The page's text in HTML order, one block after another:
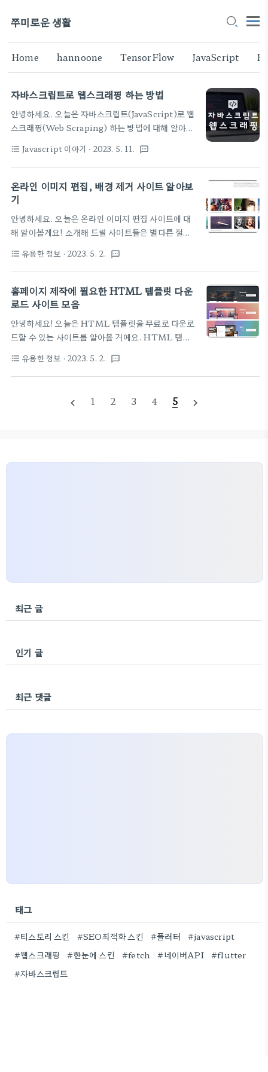
쭈미로운 생활
Home hannoone TensorFlow JavaScript
자바스크립트로 웹스크래핑 하는 방법
안녕하세요. 오늘은 자바스크립트(JavaScript)로 웹
스크래핑(Web Scraping) 하는 방법에 대해 알아볼
출하는 과정이에요. 웹페이지는 HTML로 작성되어
있는데 웹 스크래핑을 통해 HTML 코드에서 우리가
원하는 정보를 찾아낼 수 있답니다. 웹 스크래핑은 서
버 사이드 언어를 사용해서 수행하는 것이 일반적이에
설정 과정이 복잡하기 때문에 오직 인터넷 브라우저만
있으면 바로 수행할 수 있는 자바스크립트로 알아보도
록 할게요. 1. 아래와 같이 메뉴로 이동하거나, F12
니다. 콘솔 창만 띄우면 ..
format_list_bulleted Javascript 이야기 · 2023. 5. 11. textsms
온라인 이미지 편집, 배경 제거 사이트 알아보
기
안녕하세요. 오늘은 온라인 이미지 편집 사이트에 대
해 알아볼게요! 소개해 드릴 사이트들은 별다른 절차
수 있는 곳이에요. 각각의 특징을 가지고 있어서 적극
적으로 활용할 수 있습니다. 1. remove.bg 바로가
기 - 인공지능 기술을 사용하여 이미지에서 배경을 자
동으로 제거하는 온라인 도구입니다. 이미지에서 원
hotpot.ai 바로가기 - AI를 활용한 이미지 제작 서비
스로, 다양한 카테고리와 디자인 템플릿이 제공되며,
텍스트, 로고, 아이콘 등을 포함한 다양한 요소를 쉽
도로 활용할 수 있습니다...
format_list_bulleted 유용한 정보 · 2023. 5. 2. textsms
홈페이지 제작에 필요한 HTML 템플릿 다운
로드 사이트 모음
안녕하세요! 오늘은 HTML 템플릿을 무료로 다운로
드할 수 있는 사이트를 알아볼 거예요. HTML 템플
죠. 하지만 직접 제작하는 것은 쉽지 않은 일이에요.
그래서 이번에 소개할 사이트를 이용하면 다양한
구축할 수 있답니다. 더구나 까다로운 절차 없이 바로
의 템플릿을 제공합니다. 각 템플릿은 반응형으로 디
format_list_bulleted 유용한 정보 · 2023. 5. 2. textsms
navigate_before 1 2 3 4 5 navigate_next
최근 글
인기 글
최근 댓글
태그
#티스토리 스킨 #SEO최적화 스킨 #플러터
#javascript
#웹스크래핑
#한눈에 스킨 #fetch #네이버API
#flutter
#자바스크립트